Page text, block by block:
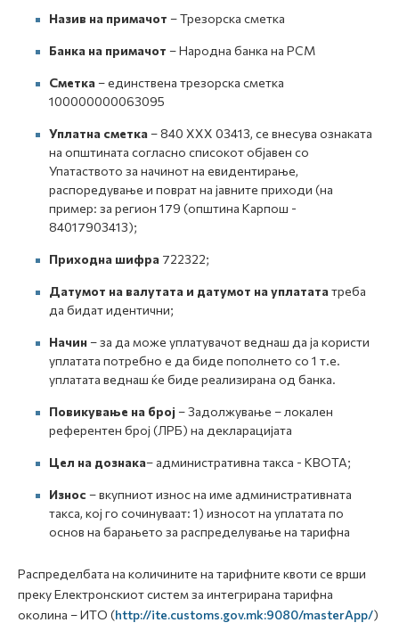
Назив на примачот – Трезорска сметка
Банка на примачот – Народна банка на РСМ
Сметка– единствена трезорска сметка
100000000063095
Уплатна сметка– 840 ХХХ 03413, се внесува ознаката
на општината согласно списокот објавен со
Упатаството за начинот на евидентирање,
распоредување и поврат на јавните приходи (на
пример: за регион 179 (општина Карпош -
84017903413);
Приходна шифра 722322;
Датумот на валутата и датумот на уплатататреба
да бидат идентични;
Начин– за да може уплатувачот веднаш да ја користи
уплатата потребно е да биде пополнето со 1 т.е.
уплатата веднаш ќе биде реализирана од банка.
Повикување на број– Задолжување – локален
референтен број (ЛРБ) на декларацијата
Цел на дознака– административна такса - КВОТА;
Износ – вкупниот износ на име административната
такса, кој го сочинуваат: 1) износот на уплатата по
основ на барањето за распределување на тарифна
Распределбата на количините на тарифните квоти се врши
преку Електронскиот систем за интегрирана тарифна
околина – ИТО (http://ite.customs.gov.mk:9080/masterApp/)